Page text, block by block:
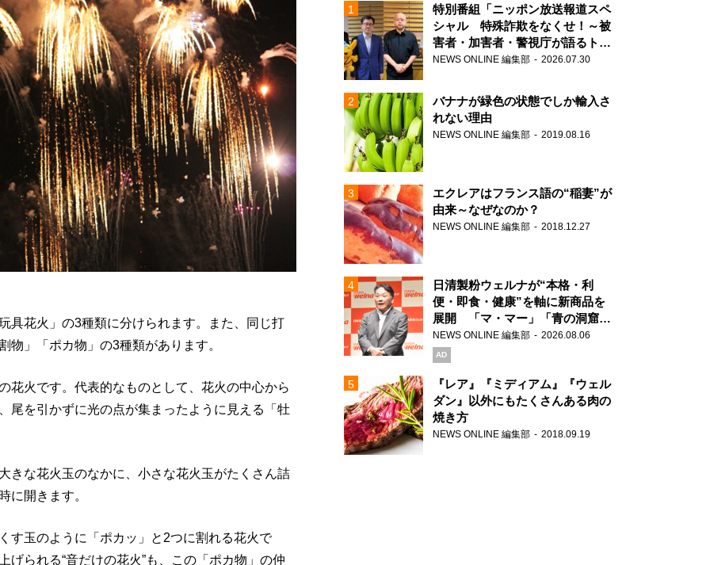
具花火」の3種類に分けられます。また、同じ打
物」「ポカ物」の3種類があります。
花火です。代表的なものとして、花火の中心から
尾を引かずに光の点が集まったように見える「牡
きな花火玉のなかに、小さな花火玉がたくさん詰
に開きます。
す玉のように「ポカッ」と2つに割れる花火で
られる“音だけの花火”も、この「ポカ物」の仲
特別番組「ニッポン放送報道スペ
シャル 特殊詐欺をなくせ！～被
害者・加害者・警視庁が語るトク
リュウの実態～」放送
NEWS ONLINE 編集部 2026.07.30
バナナが緑色の状態でしか輸入さ
れない理由
NEWS ONLINE 編集部 2019.08.16
エクレアはフランス語の“稲妻”が
由来～なぜなのか？
NEWS ONLINE 編集部 2018.12.27
日清製粉ウェルナが“本格・利
便・即食・健康”を軸に新商品を
展開 「マ・マー」「青の洞窟」
ブランドを強化
NEWS ONLINE 編集部 2026.08.06
『レア』『ミディアム』『ウェル
ダン』以外にもたくさんある肉の
焼き方
NEWS ONLINE 編集部 2018.09.19